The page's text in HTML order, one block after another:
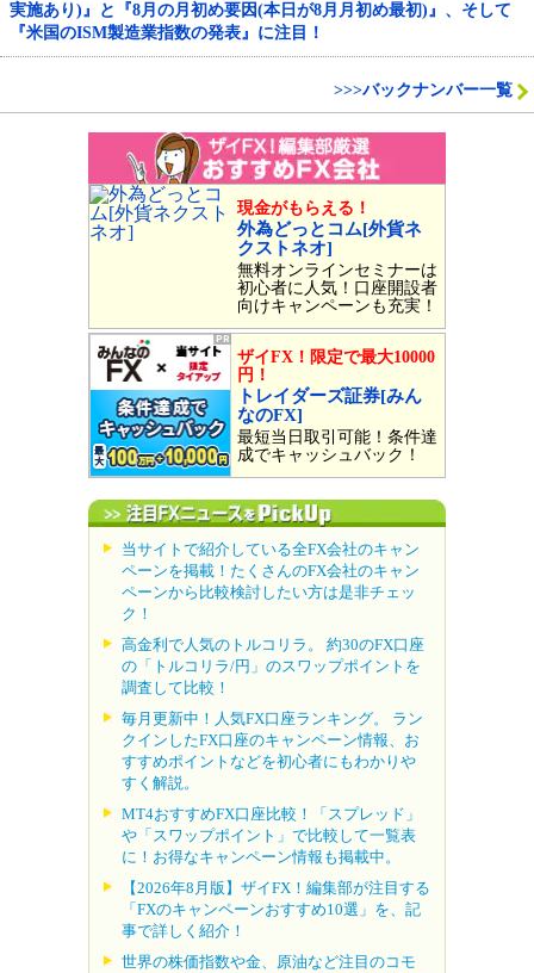
実施あり)』と『8月の月初め要因(本日が8月月初め最初)』、そして
『米国のISM製造業指数の発表』に注目！
>>>バックナンバー一覧
現金がもらえる！
外為どっとコム[外貨ネ
クストネオ]
無料オンラインセミナーは
初心者に人気！口座開設者
向けキャンペーンも充実！
ザイFX！限定で最大10000
円！
トレイダーズ証券[みん
なのFX]
最短当日取引可能！条件達
成でキャッシュバック！
当サイトで紹介している全FX会社のキャン
ペーンを掲載！たくさんのFX会社のキャン
ペーンから比較検討したい方は是非チェッ
ク！
高金利で人気のトルコリラ。 約30のFX口座
の「トルコリラ/円」のスワップポイントを
調査して比較！
毎月更新中！人気FX口座ランキング。 ラン
クインしたFX口座のキャンペーン情報、お
すすめポイントなどを初心者にもわかりや
すく解説。
MT4おすすめFX口座比較！「スプレッド」
や「スワップポイント」で比較して一覧表
に！お得なキャンペーン情報も掲載中。
【2026年8月版】ザイFX！編集部が注目する
「FXのキャンペーンおすすめ10選」を、記
事で詳しく紹介！
世界の株価指数や金、原油など注目のコモ